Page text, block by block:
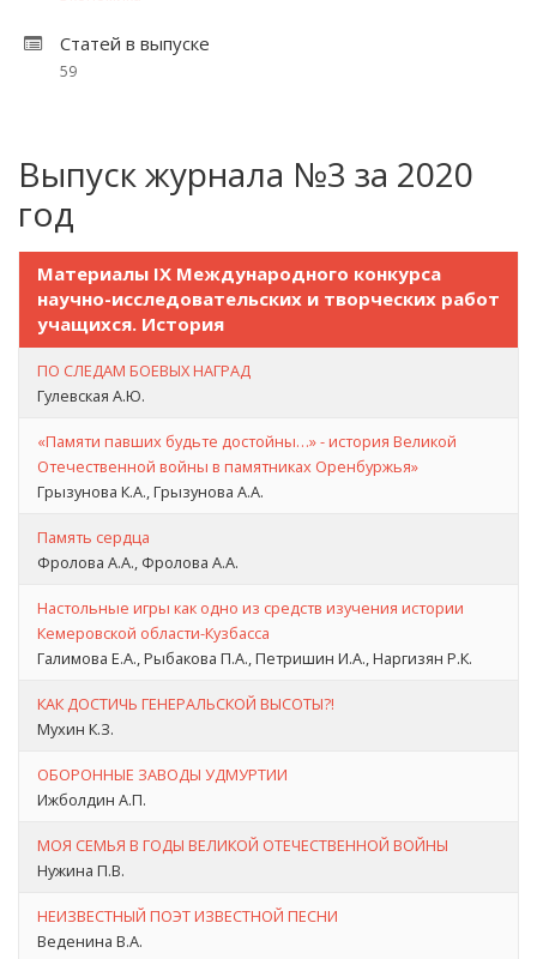
Статей в выпуске
59
Выпуск журнала №3 за 2020
год
Материалы IX Международного конкурса
научно-исследовательских и творческих работ
учащихся. История
ПО СЛЕДАМ БОЕВЫХ НАГРАД
Гулевская А.Ю.
«Памяти павших будьте достойны…» - история Великой
Отечественной войны в памятниках Оренбуржья»
Грызунова К.А., Грызунова А.А.
Память сердца
Фролова А.А., Фролова А.А.
Настольные игры как одно из средств изучения истории
Кемеровской области-Кузбасса
Галимова Е.А., Рыбакова П.А., Петришин И.А., Наргизян Р.К.
КАК ДОСТИЧЬ ГЕНЕРАЛЬСКОЙ ВЫСОТЫ?!
Мухин К.З.
ОБОРОННЫЕ ЗАВОДЫ УДМУРТИИ
Ижболдин А.П.
МОЯ СЕМЬЯ В ГОДЫ ВЕЛИКОЙ ОТЕЧЕСТВЕННОЙ ВОЙНЫ
Нужина П.В.
НЕИЗВЕСТНЫЙ ПОЭТ ИЗВЕСТНОЙ ПЕСНИ
Веденина В.А.